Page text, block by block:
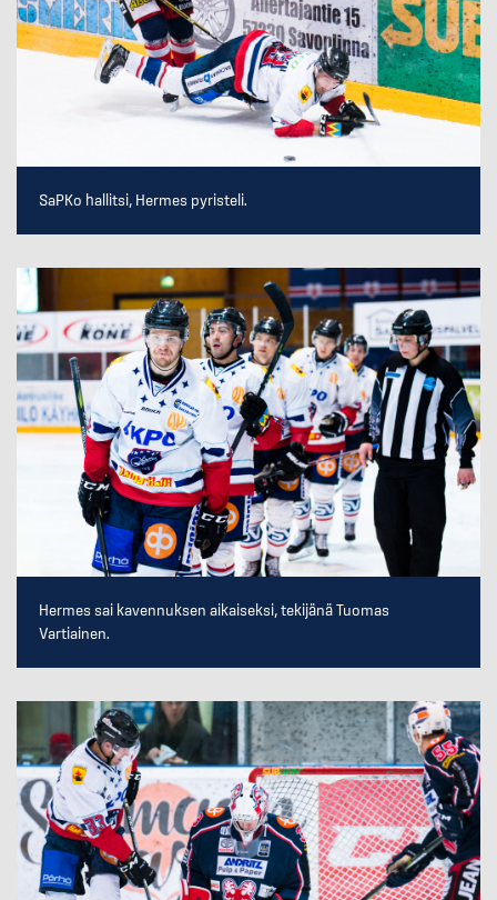
SaPKo hallitsi, Hermes pyristeli.
Hermes sai kavennuksen aikaiseksi, tekijänä Tuomas
Vartiainen.